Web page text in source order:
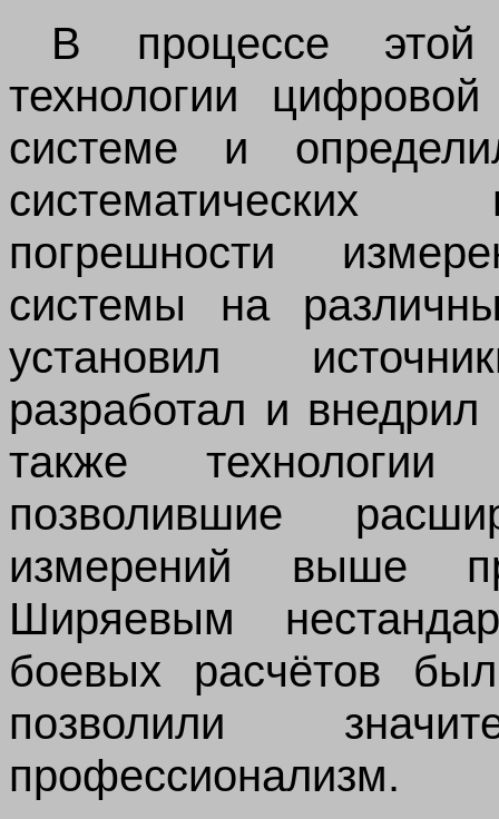
В процессе этой
технологии
системе и
систематических
погрешности
системы на
установил
разработал и
также технологии
позволившие
измерений выше
Ширяевым
боевых расчётов
позволили
профессионализм.